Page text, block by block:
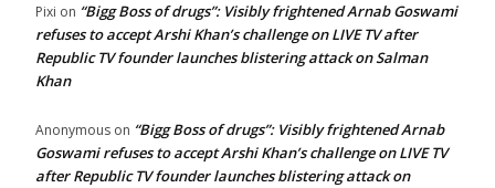
Pixi on “Bigg Boss of drugs”: Visibly frightened Arnab Goswami
refuses to accept Arshi Khan’s challenge on LIVE TV after
Republic TV founder launches blistering attack on Salman
Khan
Anonymous on “Bigg Boss of drugs”: Visibly frightened Arnab
Goswami refuses to accept Arshi Khan’s challenge on LIVE TV
after Republic TV founder launches blistering attack on